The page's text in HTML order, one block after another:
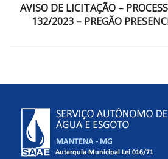
AVISO DE LICITAÇÃO –
132/2023 – PREGÃO